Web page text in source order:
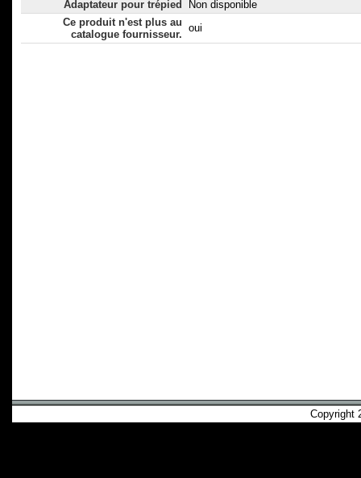
Adaptateur pour trépied
Non disponible
Ce produit n'est plus au
catalogue fournisseur.
oui
Copyright